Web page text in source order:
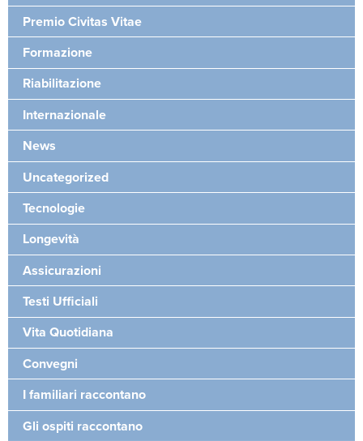
Premio Civitas Vitae
Formazione
Riabilitazione
Internazionale
News
Uncategorized
Tecnologie
Longevità
Assicurazioni
Testi Ufficiali
Vita Quotidiana
Convegni
I familiari raccontano
Gli ospiti raccontano